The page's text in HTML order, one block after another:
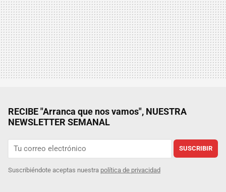
RECIBE "Arranca que nos vamos", NUESTRA
NEWSLETTER SEMANAL
SUSCRIBIR
Suscribiéndote aceptas nuestra política de privacidad